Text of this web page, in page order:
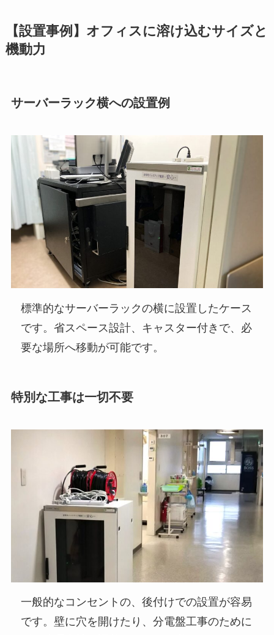
【設置事例】オフィスに溶け込むサイズと
機動力
サーバーラック横への設置例
標準的なサーバーラックの横に設置したケース
です。省スペース設計、キャスター付きで、必
要な場所へ移動が可能です。
特別な工事は一切不要
一般的なコンセントの、後付けでの設置が容易
です。壁に穴を開けたり、分電盤工事のために